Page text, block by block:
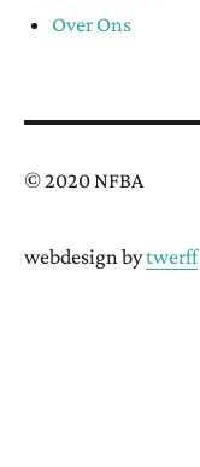
Over Ons
© 2020 NFBA
webdesign bytwerff